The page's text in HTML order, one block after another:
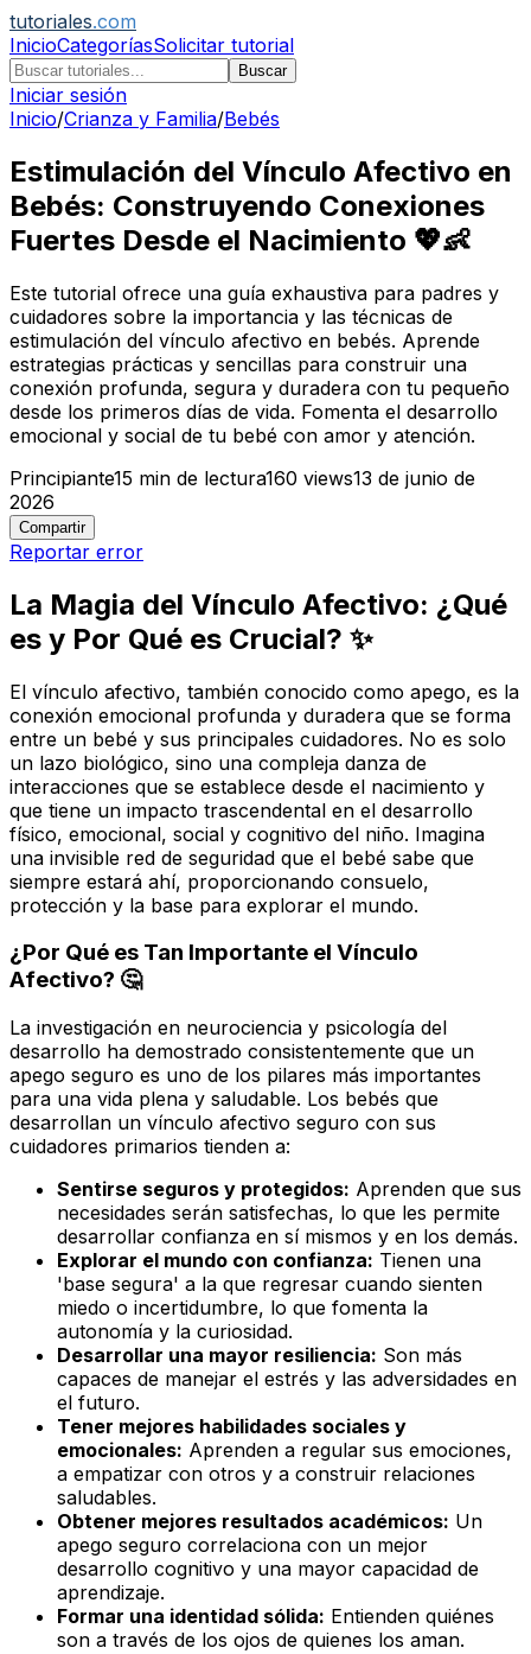
tutoriales.com
InicioCategoríasSolicitar tutorial
Buscar
Iniciar sesión
Inicio/Crianza y Familia/Bebés
Estimulación del Vínculo Afectivo en
Bebés: Construyendo Conexiones
Fuertes Desde el Nacimiento 💖👶
Este tutorial ofrece una guía exhaustiva para padres y
cuidadores sobre la importancia y las técnicas de
estimulación del vínculo afectivo en bebés. Aprende
estrategias prácticas y sencillas para construir una
conexión profunda, segura y duradera con tu pequeño
desde los primeros días de vida. Fomenta el desarrollo
emocional y social de tu bebé con amor y atención.
Principiante15 min de lectura160 views13 de junio de
2026
Compartir
Reportar error
La Magia del Vínculo Afectivo: ¿Qué
es y Por Qué es Crucial? ✨
El vínculo afectivo, también conocido como apego, es la
conexión emocional profunda y duradera que se forma
entre un bebé y sus principales cuidadores. No es solo
un lazo biológico, sino una compleja danza de
interacciones que se establece desde el nacimiento y
que tiene un impacto trascendental en el desarrollo
físico, emocional, social y cognitivo del niño. Imagina
una invisible red de seguridad que el bebé sabe que
siempre estará ahí, proporcionando consuelo,
protección y la base para explorar el mundo.
¿Por Qué es Tan Importante el Vínculo
Afectivo? 🤔
La investigación en neurociencia y psicología del
desarrollo ha demostrado consistentemente que un
apego seguro es uno de los pilares más importantes
para una vida plena y saludable. Los bebés que
desarrollan un vínculo afectivo seguro con sus
cuidadores primarios tienden a:
Sentirse seguros y protegidos: Aprenden que sus
necesidades serán satisfechas, lo que les permite
desarrollar confianza en sí mismos y en los demás.
Explorar el mundo con confianza: Tienen una
'base segura' a la que regresar cuando sienten
miedo o incertidumbre, lo que fomenta la
autonomía y la curiosidad.
Desarrollar una mayor resiliencia: Son más
capaces de manejar el estrés y las adversidades en
el futuro.
Tener mejores habilidades sociales y
emocionales: Aprenden a regular sus emociones,
a empatizar con otros y a construir relaciones
saludables.
Obtener mejores resultados académicos: Un
apego seguro correlaciona con un mejor
desarrollo cognitivo y una mayor capacidad de
aprendizaje.
Formar una identidad sólida: Entienden quiénes
son a través de los ojos de quienes los aman.